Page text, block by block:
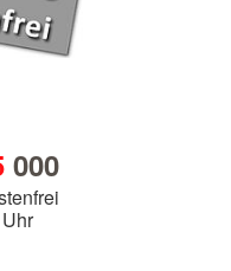
000